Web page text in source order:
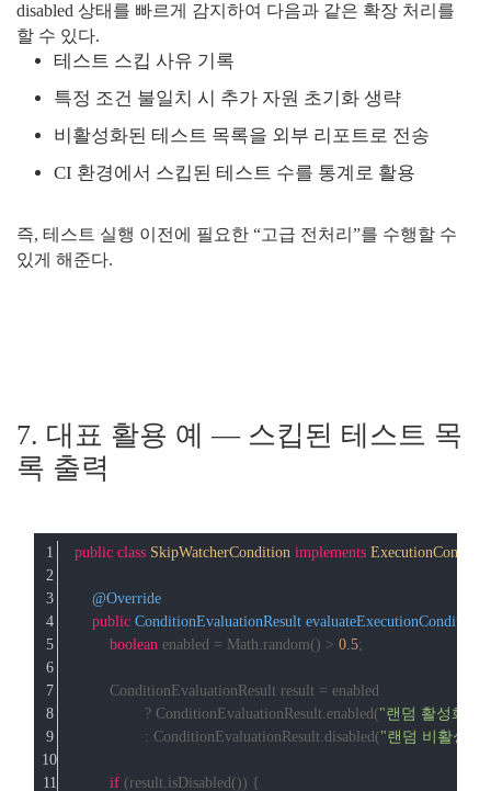
disabled 상태를 빠르게 감지하여 다음과 같은 확장 처리를
할 수 있다.
테스트 스킵 사유 기록
특정 조건 불일치 시 추가 자원 초기화 생략
비활성화된 테스트 목록을 외부 리포트로 전송
CI 환경에서 스킵된 테스트 수를 통계로 활용
즉, 테스트 실행 이전에 필요한 “고급 전처리”를 수행할 수
있게 해준다.
7. 대표 활용 예 — 스킵된 테스트 목
록 출력
public class SkipWatcherCondition implements
@Override
public ConditionEvaluationResult evaluateExecutionCondition
boolean enabled = Math.random() > 0.5;
        ConditionEvaluationResult result = enabled
                ? ConditionEvaluationResult.enabled(
"랜덤 활성화"
                : ConditionEvaluationResult.disabled(
"랜덤 비활성화"
if (result.isDisabled()) {